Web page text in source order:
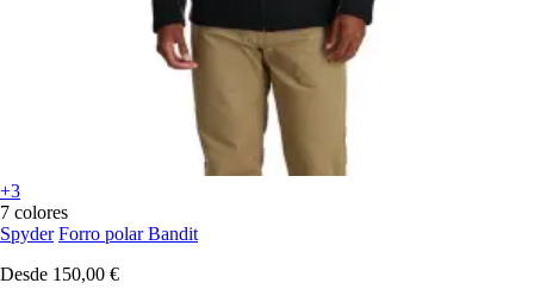
+3
7 colores
Spyder Forro polar Bandit
Desde 150,00 €